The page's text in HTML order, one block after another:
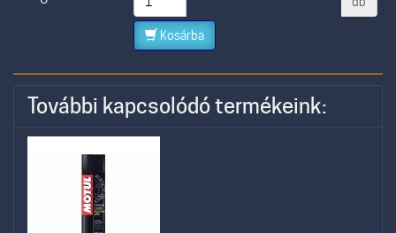
Kosárba
További kapcsolódó termékeink: